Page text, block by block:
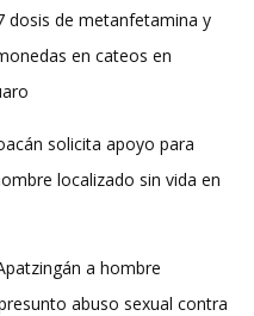
dosis de metanfetamina y
en cateos en
solicita apoyo para
localizado sin vida en
a hombre
abuso sexual contra